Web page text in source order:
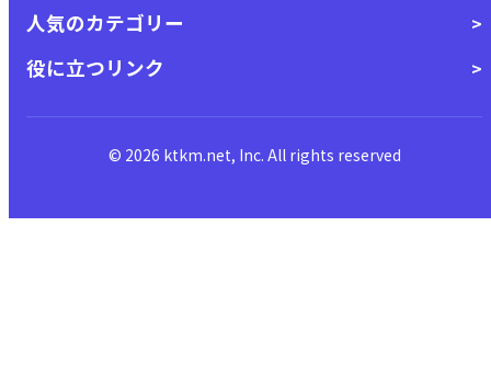
人気のカテゴリー
役に立つリンク
© 2026 ktkm.net, Inc. All rights reserved